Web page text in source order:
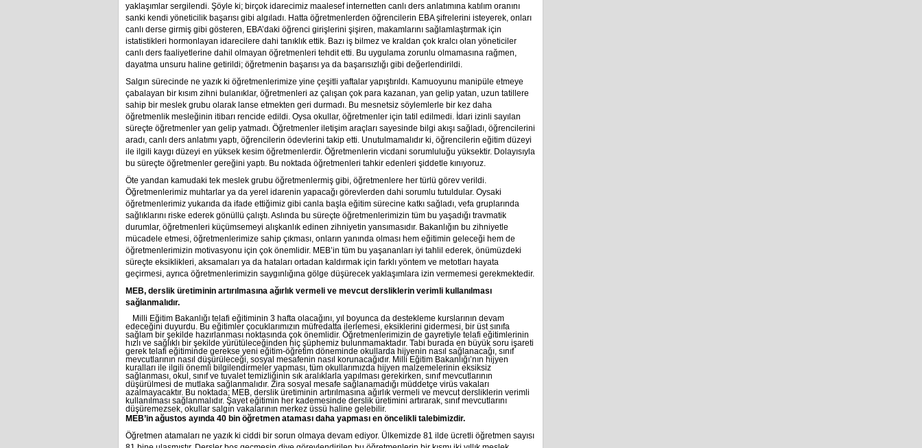
yaklaşımlar sergilendi. Şöyle ki; birçok idarecimiz maalesef internetten canlı ders anlatımına katılım oranını
sanki kendi yöneticilik başarısı gibi algıladı. Hatta öğretmenlerden öğrencilerin EBA şifrelerini isteyerek, onları
canlı derse girmiş gibi gösteren, EBA’daki öğrenci girişlerini şişiren, makamlarını sağlamlaştırmak için
istatistikleri hormonlayan idarecilere dahi tanıklık ettik. Bazı iş bilmez ve kraldan çok kralcı olan yöneticiler
canlı ders faaliyetlerine dahil olmayan öğretmenleri tehdit etti. Bu uygulama zorunlu olmamasına rağmen,
dayatma unsuru haline getirildi; öğretmenin başarısı ya da başarısızlığı gibi değerlendirildi.
Salgın sürecinde ne yazık ki öğretmenlerimize yine çeşitli yaftalar yapıştırıldı. Kamuoyunu manipüle etmeye
çabalayan bir kısım zihni bulanıklar, öğretmenleri az çalışan çok para kazanan, yan gelip yatan, uzun tatillere
sahip bir meslek grubu olarak lanse etmekten geri durmadı. Bu mesnetsiz söylemlerle bir kez daha
öğretmenlik mesleğinin itibarı rencide edildi. Oysa okullar, öğretmenler için tatil edilmedi. İdari izinli sayılan
süreçte öğretmenler yan gelip yatmadı. Öğretmenler iletişim araçları sayesinde bilgi akışı sağladı, öğrencilerini
aradı, canlı ders anlatımı yaptı, öğrencilerin ödevlerini takip etti. Unutulmamalıdır ki, öğrencilerin eğitim düzeyi
ile ilgili kaygı düzeyi en yüksek kesim öğretmenlerdir. Öğretmenlerin vicdani sorumluluğu yüksektir. Dolayısıyla
bu süreçte öğretmenler gereğini yaptı. Bu noktada öğretmenleri tahkir edenleri şiddetle kınıyoruz.
Öte yandan kamudaki tek meslek grubu öğretmenlermiş gibi, öğretmenlere her türlü görev verildi.
Öğretmenlerimiz muhtarlar ya da yerel idarenin yapacağı görevlerden dahi sorumlu tutuldular. Oysaki
öğretmenlerimiz yukarıda da ifade ettiğimiz gibi canla başla eğitim sürecine katkı sağladı, vefa gruplarında
sağlıklarını riske ederek gönüllü çalıştı. Aslında bu süreçte öğretmenlerimizin tüm bu yaşadığı travmatik
durumlar, öğretmenleri küçümsemeyi alışkanlık edinen zihniyetin yansımasıdır. Bakanlığın bu zihniyetle
mücadele etmesi, öğretmenlerimize sahip çıkması, onların yanında olması hem eğitimin geleceği hem de
öğretmenlerimizin motivasyonu için çok önemlidir. MEB’in tüm bu yaşananları iyi tahlil ederek, önümüzdeki
süreçte eksiklikleri, aksamaları ya da hataları ortadan kaldırmak için farklı yöntem ve metotları hayata
geçirmesi, ayrıca öğretmenlerimizin saygınlığına gölge düşürecek yaklaşımlara izin vermemesi gerekmektedir.
MEB, derslik üretiminin artırılmasına ağırlık vermeli ve mevcut dersliklerin verimli kullanılması
sağlanmalıdır.
Milli Eğitim Bakanlığı telafi eğitiminin 3 hafta olacağını, yıl boyunca da destekleme kurslarının devam
edeceğini duyurdu. Bu eğitimler çocuklarımızın müfredatta ilerlemesi, eksiklerini gidermesi, bir üst sınıfa
sağlam bir şekilde hazırlanması noktasında çok önemlidir. Öğretmenlerimizin de gayretiyle telafi eğitimlerinin
hızlı ve sağlıklı bir şekilde yürütüleceğinden hiç şüphemiz bulunmamaktadır. Tabi burada en büyük soru işareti
gerek telafi eğitiminde gerekse yeni eğitim-öğretim döneminde okullarda hijyenin nasıl sağlanacağı, sınıf
mevcutlarının nasıl düşürüleceği, sosyal mesafenin nasıl korunacağıdır. Milli Eğitim Bakanlığı’nın hijyen
kuralları ile ilgili önemli bilgilendirmeler yapması, tüm okullarımızda hijyen malzemelerinin eksiksiz
sağlanması, okul, sınıf ve tuvalet temizliğinin sık aralıklarla yapılması gerekirken, sınıf mevcutlarının
düşürülmesi de mutlaka sağlanmalıdır. Zira sosyal mesafe sağlanamadığı müddetçe virüs vakaları
azalmayacaktır. Bu noktada; MEB, derslik üretiminin artırılmasına ağırlık vermeli ve mevcut dersliklerin verimli
kullanılması sağlanmalıdır. Şayet eğitimin her kademesinde derslik üretimini artırarak, sınıf mevcutlarını
düşüremezsek, okullar salgın vakalarının merkez üssü haline gelebilir.
MEB’in ağustos ayında 40 bin öğretmen ataması daha yapması en öncelikli talebimizdir.
Öğretmen atamaları ne yazık ki ciddi bir sorun olmaya devam ediyor. Ülkemizde 81 ilde ücretli öğretmen sayısı